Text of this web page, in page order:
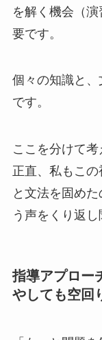
を解く機会（
要です。
個々の知識と
です。
ここを分けて考
正直、私もこ
と文法を固め
う声をくり返し
指導アプロー
やしても空回